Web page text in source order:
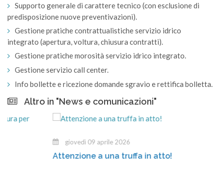
Supporto generale di carattere tecnico (con esclusione di
predisposizione nuove preventivazioni).
Gestione pratiche contrattualistiche servizio idrico
integrato (apertura, voltura, chiusura contratti).
Gestione pratiche morosità servizio idrico integrato.
Gestione servizio call center.
Info bollette e ricezione domande sgravio e rettifica bolletta.
Altro in "News e comunicazioni"
giovedì 09 aprile 2026
Attenzione a una truffa in atto!